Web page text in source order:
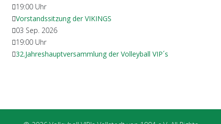
19:00 Uhr
Vorstandssitzung der VIKINGS
03 Sep. 2026
19:00 Uhr
32.Jahreshauptversammlung der Volleyball VIP´s